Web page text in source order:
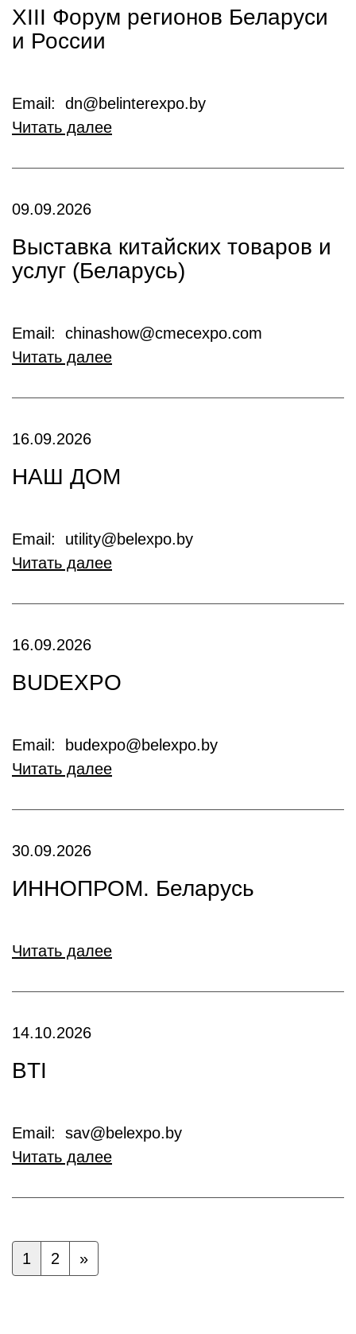
XIII Форум регионов Беларуси
и России
Email: dn@belinterexpo.by
Читать далее
09.09.2026
Выставка китайских товаров и
услуг (Беларусь)
Email: chinashow@cmecexpo.com
Читать далее
16.09.2026
НАШ ДОМ
Email: utility@belexpo.by
Читать далее
16.09.2026
BUDEXPO
Email: budexpo@belexpo.by
Читать далее
30.09.2026
ИННОПРОМ. Беларусь
Читать далее
14.10.2026
BTI
Email: sav@belexpo.by
Читать далее
1 2 »